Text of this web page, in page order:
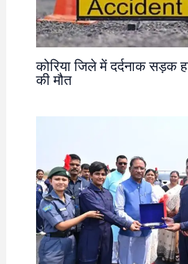
कोरिया जिले में दर्दनाक सड़क
की मौत